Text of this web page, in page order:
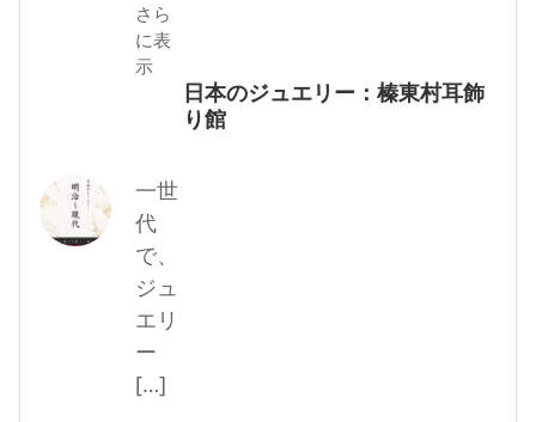
日本のジュエリー：榛東村耳飾
り館
さら
に表
示
一世
代
で、
ジュ
エリ
ー
[…]